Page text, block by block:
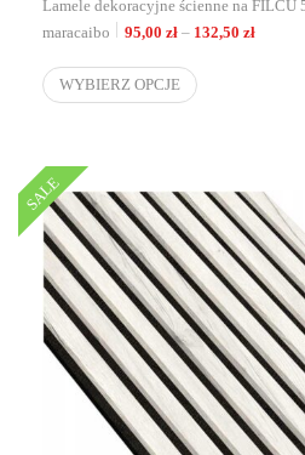
Lamele dekoracyjne ścienne na FILCU
maracaibo
95,00 zł – 132,50 złZakres
WYBIERZ OPCJE
SALE